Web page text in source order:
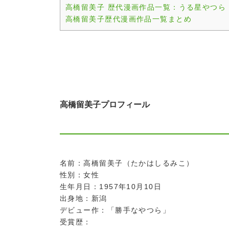
高橋留美子 歴代漫画作品一覧：うる星やつら
高橋留美子歴代漫画作品一覧まとめ
高橋留美子プロフィール
名前：高橋留美子（たかはしるみこ）
性別：女性
生年月日：1957年10月10日
出身地：新潟
デビュー作：「勝手なやつら」
受賞歴：